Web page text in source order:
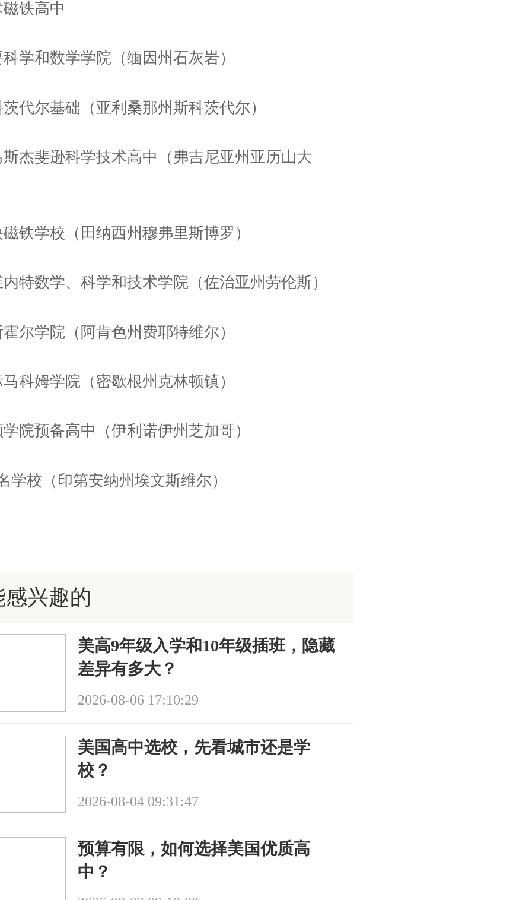
磁铁高中
学和数学学院（缅因州石灰岩）
代尔基础（亚利桑那州斯科茨代尔）
斯杰斐逊科学技术高中（弗吉尼亚州亚历山大
铁学校（田纳西州穆弗里斯博罗）
内特数学、科学和技术学院（佐治亚州劳伦斯）
尔学院（阿肯色州费耶特维尔）
科姆学院（密歇根州克林顿镇）
院预备高中（伊利诺伊州芝加哥）
学校（印第安纳州埃文斯维尔）
兴趣的
美高9年级入学和10年级插班，隐藏
差异有多大？
2026-08-06 17:10:29
美国高中选校，先看城市还是学
校？
2026-08-04 09:31:47
预算有限，如何选择美国优质高
中？